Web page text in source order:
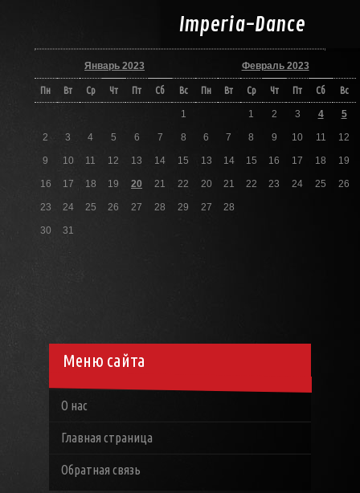
Imperia-Dance
Январь 2023
Пн Вт Ср Чт Пт Сб Вс
1
2 3 4 5 6 7 8
9 10 11 12 13 14 15
16 17 18 19 20 21 22
23 24 25 26 27 28 29
30 31
Февраль 2023
Пн Вт Ср Чт Пт Сб Вс
1 2 3 4 5
6 7 8 9 10 11 12
13 14 15 16 17 18 19
20 21 22 23 24 25 26
27 28
Меню сайта
О нас
Главная страница
Обратная связь